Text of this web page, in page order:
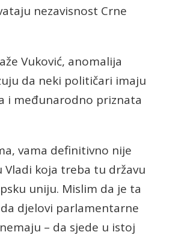
nezavisnost Crne
Vuković, anomalija
da neki političari imaju
i međunarodno priznata
vama definitivno nije
Vladi koja treba tu državu
uniju. Mislim da je ta
djelovi parlamentarne
– da sjede u istoj